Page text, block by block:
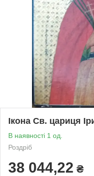
Ікона Св. цариця
В наявності 1 од.
Роздріб
38 044,22 ₴